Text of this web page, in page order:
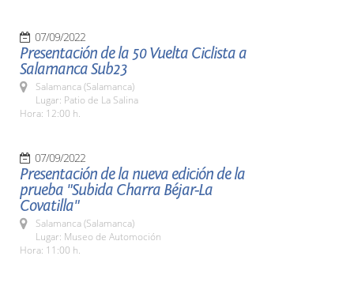
07/09/2022
Presentación de la 50 Vuelta Ciclista a
Salamanca Sub23
Salamanca (Salamanca)
Lugar: Patio de La Salina
Hora: 12:00 h.
07/09/2022
Presentación de la nueva edición de la
prueba "Subida Charra Béjar-La
Covatilla"
Salamanca (Salamanca)
Lugar: Museo de Automoción
Hora: 11:00 h.